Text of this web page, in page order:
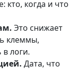
кто, когда и что
Это снижает
клеммы,
логи.
Дата, что